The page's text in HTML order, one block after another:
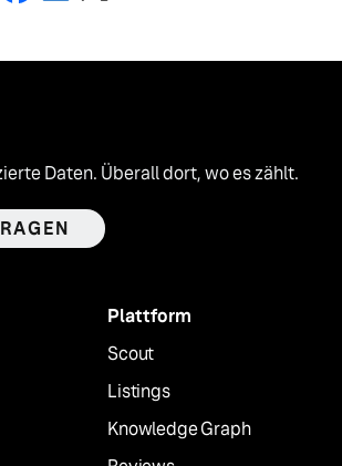
Daten. Überall dort, wo es zählt.
Plattform
Scout
Listings
Knowledge Graph